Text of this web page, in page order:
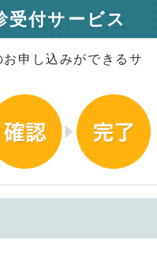
付サービス
申し込みができるサ